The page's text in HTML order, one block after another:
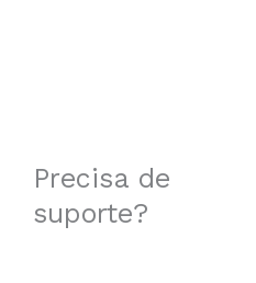
Precisa de
suporte?